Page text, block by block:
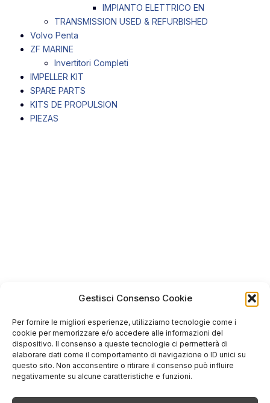
Gestisci Consenso Cookie
Per fornire le migliori esperienze, utilizziamo tecnologie come i
cookie per memorizzare e/o accedere alle informazioni del
dispositivo. Il consenso a queste tecnologie ci permetterà di
elaborare dati come il comportamento di navigazione o ID unici su
questo sito. Non acconsentire o ritirare il consenso può influire
negativamente su alcune caratteristiche e funzioni.
IMPIANTO ELETTRICO EN
TRANSMISSION USED & REFURBISHED
Volvo Penta
ZF MARINE
Invertitori Completi
IMPELLER KIT
SPARE PARTS
KITS DE PROPULSION
PIEZAS